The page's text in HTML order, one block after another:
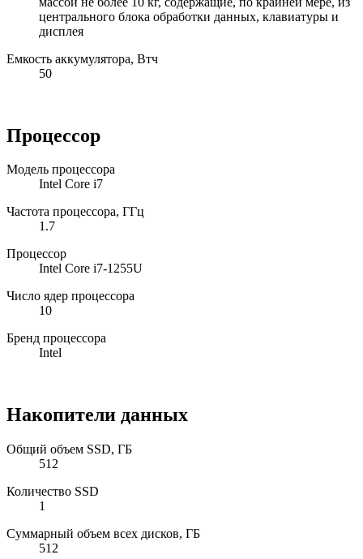
центрального блока обработки данных, клавиатуры и
дисплея
Емкость аккумулятора, Втч
50
Процессор
Модель процессора
Intel Core i7
Частота процессора, ГГц
1.7
Процессор
Intel Core i7-1255U
Число ядер процессора
10
Бренд процессора
Intel
Накопители данных
Общий объем SSD, ГБ
512
Количество SSD
1
Суммарный объем всех дисков, ГБ
512